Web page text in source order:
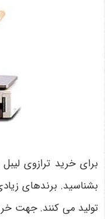
برای خرید ترازوی
بشناسید. برندهای
تولید می کنند. جهت